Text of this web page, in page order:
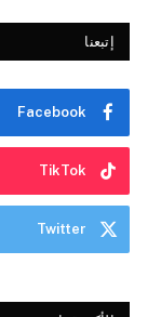
إتبعنا
Facebook
TikTok
Twitter